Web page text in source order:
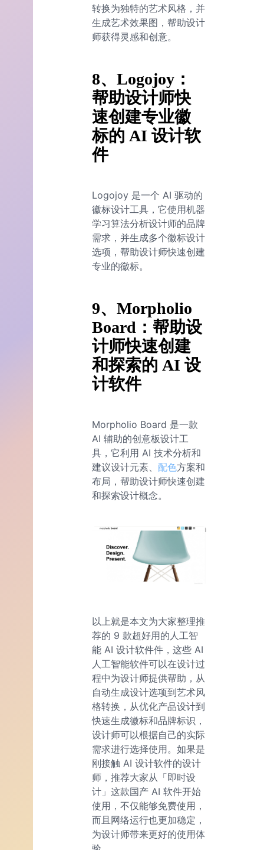
转换为独特的艺术风格，并
生成艺术效果图，帮助设计
师获得灵感和创意。
8、Logojoy：
帮助设计师快
速创建专业徽
标的 AI 设计软
件
Logojoy 是一个 AI 驱动的
徽标设计工具，它使用机器
学习算法分析设计师的品牌
需求，并生成多个徽标设计
选项，帮助设计师快速创建
专业的徽标。
9、Morpholio
Board：帮助设
计师快速创建
和探索的 AI 设
计软件
Morpholio Board 是一款
AI 辅助的创意板设计工
具，它利用 AI 技术分析和
建议设计元素、 配色方案和
布局，帮助设计师快速创建
和探索设计概念。
以上就是本文为大家整理推
荐的 9 款超好用的人工智
能 AI 设计软件件，这些 AI
人工智能软件可以在设计过
程中为设计师提供帮助，从
自动生成设计选项到艺术风
格转换，从优化产品设计到
快速生成徽标和品牌标识，
设计师可以根据自己的实际
需求进行选择使用。如果是
刚接触 AI 设计软件的设计
师，推荐大家从「即时设
计」这款国产 AI 软件开始
使用，不仅能够免费使用，
而且网络运行也更加稳定，
为设计师带来更好的使用体